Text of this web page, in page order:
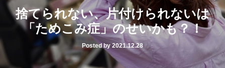
捨てられない、片付けられないは
「ためこみ症」のせいかも？！
Posted by 2021.12.28